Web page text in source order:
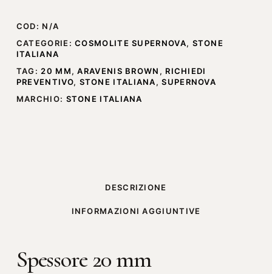
COD: N/A
CATEGORIE:COSMOLITE SUPERNOVA, STONE
ITALIANA
TAG: 20 MM,ARAVENIS BROWN , RICHIEDI
PREVENTIVO, STONE ITALIANA,SUPERNOVA
MARCHIO: STONE ITALIANA
DESCRIZIONE
INFORMAZIONI AGGIUNTIVE
Spessore 20 mm